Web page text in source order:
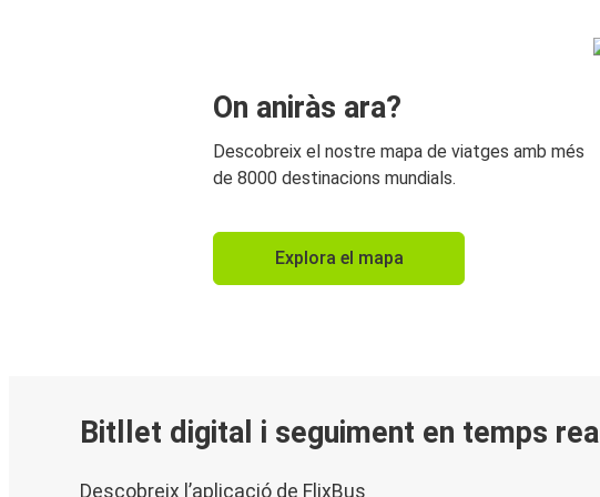
On aniràs ara?
Descobreix el nostre mapa de viatges amb més
de 8000 destinacions mundials.
Explora el mapa
Bitllet digital i seguiment en temps real
Descobreix l’aplicació de FlixBus